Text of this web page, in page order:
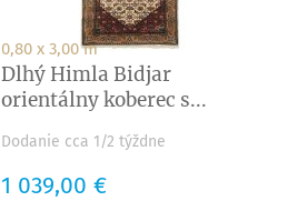
0,80 x 3,00 m
Dlhý Himla Bidjar
orientálny koberec s...
Dodanie cca 1/2 týždne
Cena
1 039,00 €